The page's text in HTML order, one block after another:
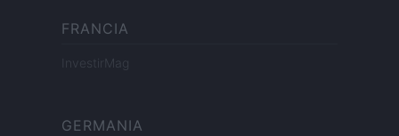
FRANCIA
InvestirMag
GERMANIA